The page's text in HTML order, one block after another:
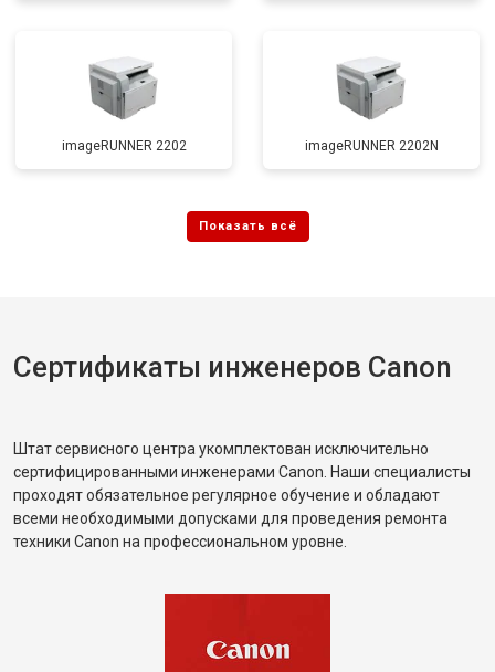
imageRUNNER 2202 imageRUNNER 2202N
Сертификаты инженеров Canon
Штат сервисного центра укомплектован исключительно
сертифицированными инженерами Canon. Наши специалисты
проходят обязательное регулярное обучение и обладают
всеми необходимыми допусками для проведения ремонта
техники Canon на профессиональном уровне.